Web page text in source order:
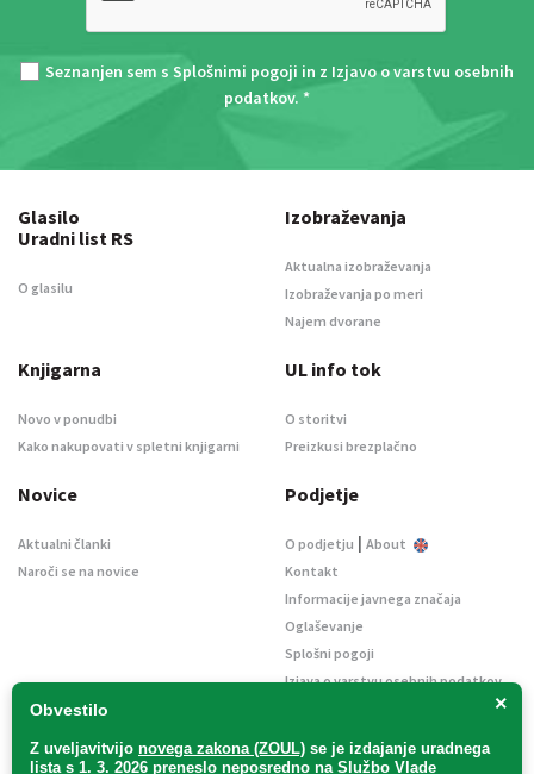
Seznanjen sem s Splošnimi pogoji in z Izjavo o varstvu osebnih
podatkov. *
×
Obvestilo
Z uveljavitvijo novega zakona (ZOUL) se je izdajanje uradnega
lista s 1. 3. 2026 preneslo neposredno na Službo Vlade
Glasilo
Uradni list RS
O glasilu
Izobraževanja
Aktualna izobraževanja
Izobraževanja po meri
Najem dvorane
Knjigarna
Novo v ponudbi
Kako nakupovati v spletni knjigarni
UL info tok
O storitvi
Preizkusi brezplačno
Novice
Aktualni članki
Naroči se na novice
Podjetje
O podjetju | About
Kontakt
Informacije javnega značaja
Oglaševanje
Splošni pogoji
Izjava o varstvu osebnih podatkov